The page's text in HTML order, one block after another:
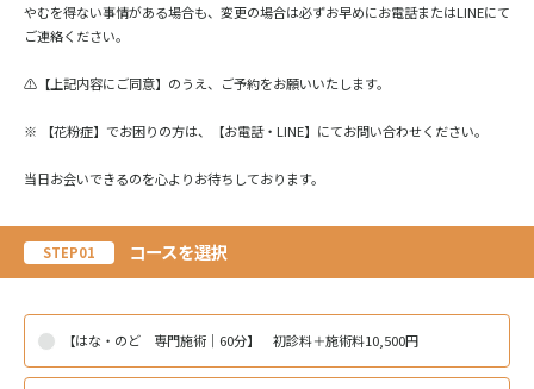
やむを得ない事情がある場合も、変更の場合は必ずお早めにお電話またはLINEにて
ご連絡ください。
⚠️【上記内容にご同意】のうえ、ご予約をお願いいたします。
※ 【花粉症】でお困りの方は、【お電話・LINE】にてお問い合わせください。
当日お会いできるのを心よりお待ちしております。
STEP01 コースを選択
【はな・のど 専門施術｜60分】 初診料＋施術料10,500円